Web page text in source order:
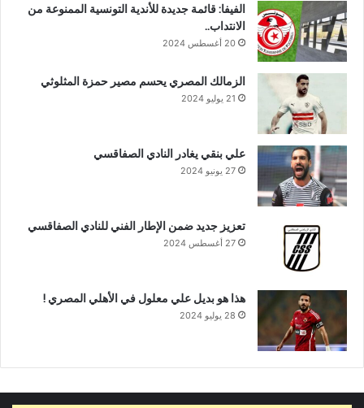
الفيفا: قائمة جديدة للأندية التونسية الممنوعة من
الانتداب..
20 أغسطس 2024
الزمالك المصري يحسم مصير حمزة المثلوثي
21 يوليو 2024
علي بنقي يغادر النادي الصفاقسي
27 يونيو 2024
تعزيز جديد ضمن الإطار الفني للنادي الصفاقسي
27 أغسطس 2024
هذا هو بديل علي معلول في الأهلي المصري !
28 يوليو 2024